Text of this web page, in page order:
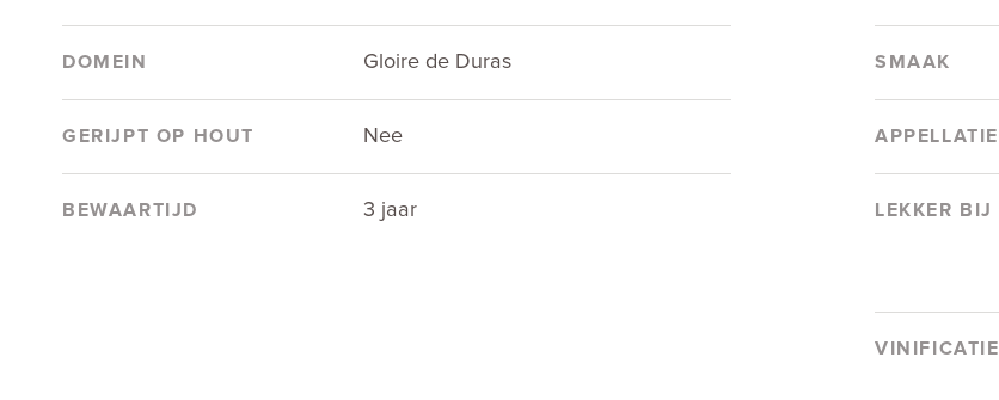
DOMEIN Gloire de Duras
GERIJPT OP HOUT Nee
BEWAARTIJD 3 jaar
SMAAK
APPELLATIE
LEKKER BIJ
VINIFICATIE